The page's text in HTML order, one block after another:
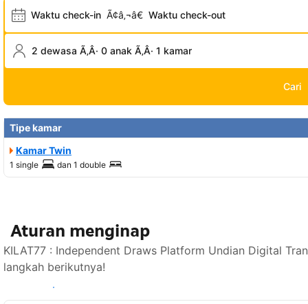
Waktu check-in Ã¢â‚¬â€ Waktu check-out
2 dewasa Ã‚Â· 0 anak Ã‚Â· 1 kamar
Cari
Tipe kamar
Kamar Twin
1 single dan 1 double
Aturan menginap
KILAT77 : Independent Draws Platform Undian Digital
langkah berikutnya!
Lihat ketersediaan